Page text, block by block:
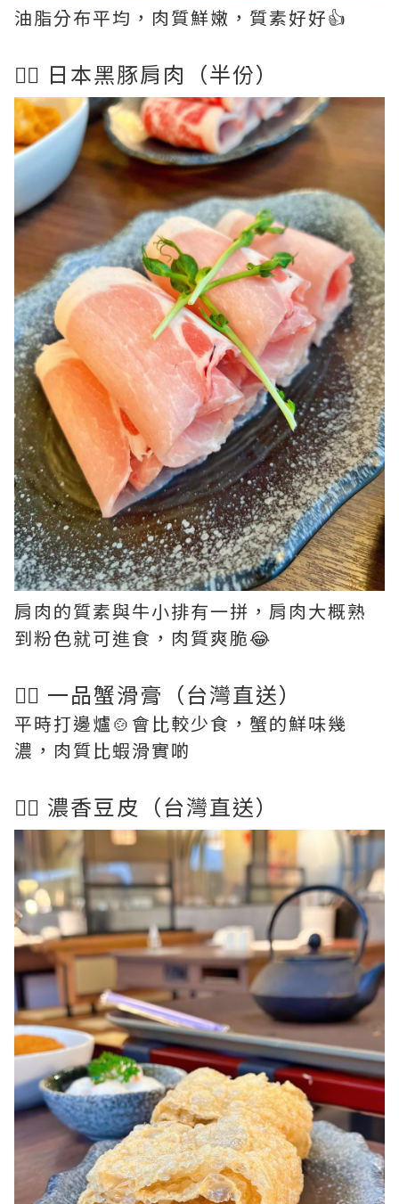
油脂分布平均，肉質鮮嫩，質素好好👍
👉🏻 日本黑豚肩肉（半份）
肩肉的質素與牛小排有一拼，肩肉大概熟
到粉色就可進食，肉質爽脆😂
👉🏻 一品蟹滑膏（台灣直送）
平時打邊爐🍲會比較少食，蟹的鮮味幾
濃，肉質比蝦滑實啲
👉🏻 濃香豆皮（台灣直送）